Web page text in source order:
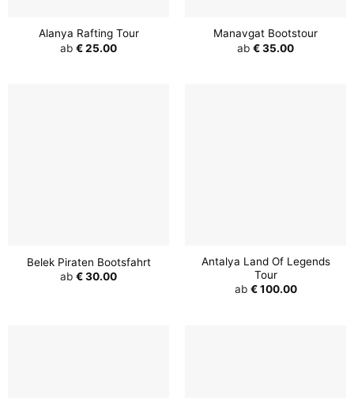
Alanya Rafting Tour
ab €25.00
Manavgat Bootstour
ab €35.00
Belek Piraten Bootsfahrt
ab €30.00
Antalya Land Of Legends
Tour
ab €100.00